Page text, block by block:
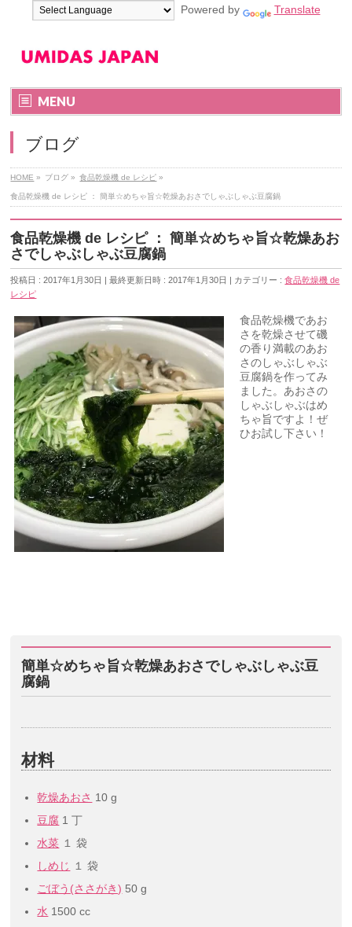
Powered by Translate
MENU
ブログ
HOME » ブログ » 食品乾燥機 de レシピ »
食品乾燥機 de レシピ ： 簡単☆めちゃ旨☆乾燥あおさでしゃぶしゃぶ豆腐鍋
食品乾燥機 de レシピ ： 簡単☆めちゃ旨☆乾燥あお
さでしゃぶしゃぶ豆腐鍋
投稿日 : 2017年1月30日 最終更新日時 : 2017年1月30日 カテゴリー :食品乾燥機 de
レシピ
食品乾燥機であお
さを乾燥させて磯
の香り満載のあお
さのしゃぶしゃぶ
豆腐鍋を作ってみ
ました。あおさの
しゃぶしゃぶはめ
ちゃ旨ですよ！ぜ
ひお試し下さい！
簡単☆めちゃ旨☆乾燥あおさでしゃぶしゃぶ豆
腐鍋
材料
乾燥あおさ 10 g
豆腐 1 丁
水菜 １ 袋
しめじ
１ 袋
ごぼう(ささがき) 50 g
水 1500 cc